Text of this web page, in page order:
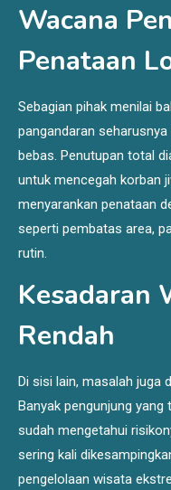
Wacana
Penataan
Sebagian pihak menilai
pangandaran
bebas. Penutupan total
untuk mencegah korban
menyarankan penataan
seperti pembatas area,
rutin.
Kesadaran
Rendah
Di sisi lain, masalah juga
Banyak pengunjung
sudah mengetahui
sering kali
pengelolaan wisata